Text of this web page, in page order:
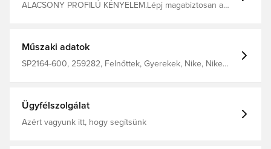
ALACSONY PROFILÚ KÉNYELEM.Lépj magabiztosan a
Húzópántokkal készült, hogy játék közben is a helyén
habszivacs hátlap illeszkedik a sípcsontodhoz és
Műszaki adatok
SP2164-600, 259282, Felnőttek, Gyerekek, Nike, Nike
Ügyfélszolgálat
Azért vagyunk itt, hogy segítsünk